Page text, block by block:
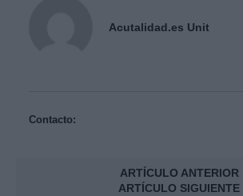
Acutalidad.es Unit
Contacto:
ARTÍCULO ANTERIOR
ARTÍCULO SIGUIENTE